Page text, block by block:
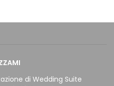
di Wedding Suite